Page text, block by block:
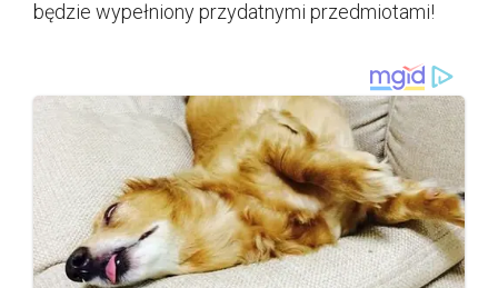
będzie wypełniony przydatnymi przedmiotami!